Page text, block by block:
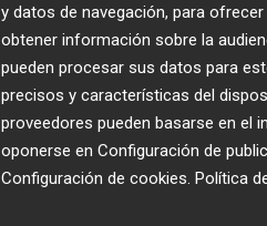
y datos de navegación, para
obtener información sobre la
pueden procesar sus datos para
precisos y características del
proveedores pueden basarse en el
oponerse en Configuración de
Configuración de cookies Política